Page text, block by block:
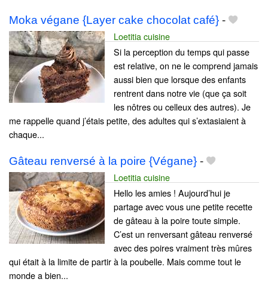
Moka végane {Layer cake chocolat café} -
Loetitia cuisine
Si la perception du temps qui passe
est relative, on ne le comprend jamais
aussi bien que lorsque des enfants
rentrent dans notre vie (que ça soit
les nôtres ou celleux des autres). Je
me rappelle quand j’étais petite, des adultes qui s’extasiaient à
chaque...
Gâteau renversé à la poire {Végane} -
Loetitia cuisine
Hello les amies ! Aujourd’hui je
partage avec vous une petite recette
de gâteau à la poire toute simple.
C’est un renversant gâteau renversé
avec des poires vraiment très mûres
qui était à la limite de partir à la poubelle. Mais comme tout le
monde a bien...